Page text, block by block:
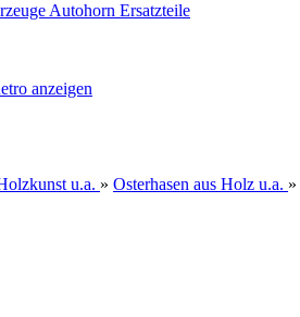
Autohorn Ersatzteile
anzeigen
u.a. » Osterhasen aus Holz u.a. »